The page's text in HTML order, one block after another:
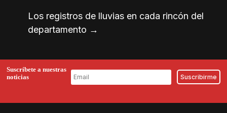
Los registros de lluvias en cada rincón del
departamento →
Suscríbete a nuestras
noticias